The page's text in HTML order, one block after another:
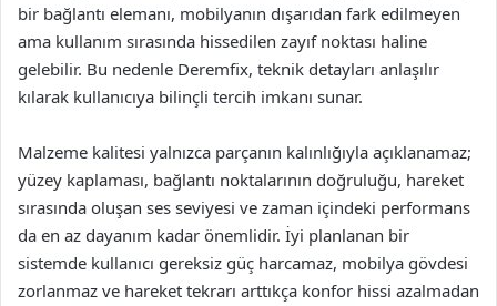
bir bağlantı elemanı, mobilyanın dışarıdan fark edilmeyen
ama kullanım sırasında hissedilen zayıf noktası haline
gelebilir. Bu nedenle Deremfix, teknik detayları anlaşılır
kılarak kullanıcıya bilinçli tercih imkanı sunar.
Malzeme kalitesi yalnızca parçanın kalınlığıyla açıklanamaz;
yüzey kaplaması, bağlantı noktalarının doğruluğu, hareket
sırasında oluşan ses seviyesi ve zaman içindeki performans
da en az dayanım kadar önemlidir. İyi planlanan bir
sistemde kullanıcı gereksiz güç harcamaz, mobilya gövdesi
zorlanmaz ve hareket tekrarı arttıkça konfor hissi azalmadan